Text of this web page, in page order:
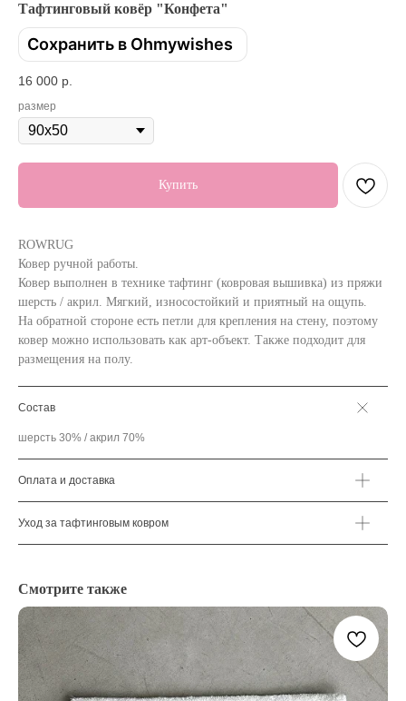
Тафтинговый ковёр "Конфета"
Сохранить в Ohmywishes
16 000 р.
размер
Купить
ROWRUG
Ковер ручной работы.
Ковер выполнен в технике тафтинг (ковровая вышивка) из пряжи
шерсть / акрил. Мягкий, износостойкий и приятный на ощупь.
На обратной стороне есть петли для крепления на стену, поэтому
ковер можно использовать как арт-объект. Также подходит для
размещения на полу.
Состав
шерсть 30% / акрил 70%
Оплата и доставка
Уход за тафтинговым ковром
Смотрите также